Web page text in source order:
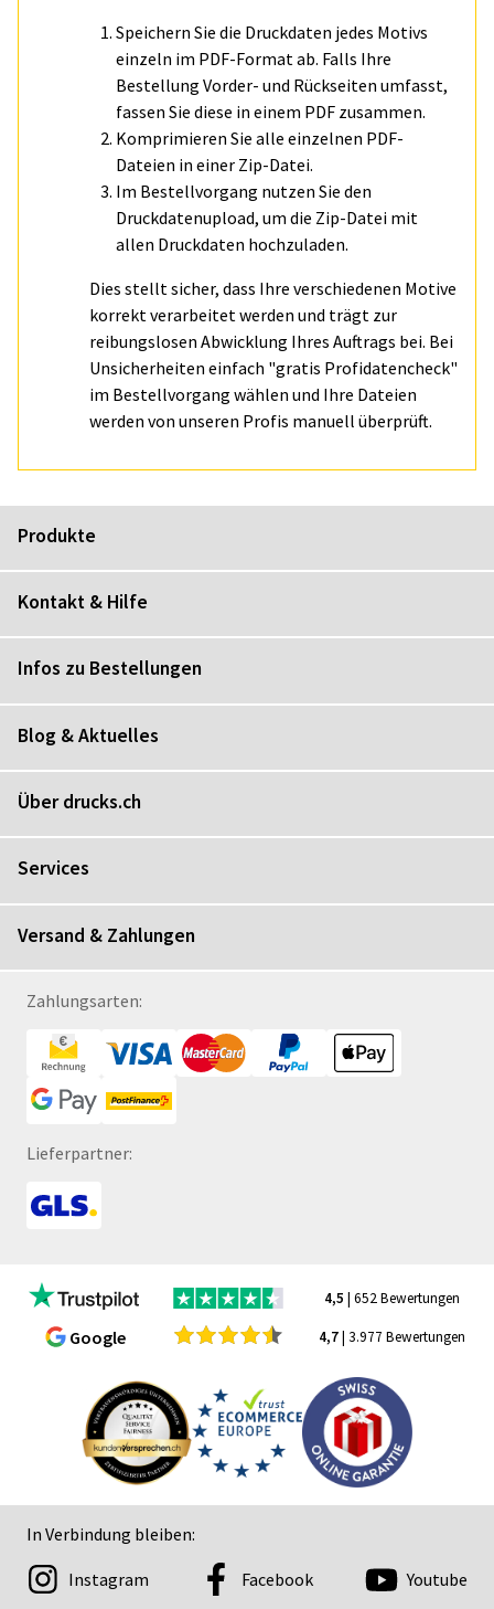
Speichern Sie die Druckdaten jedes Motivs
einzeln im PDF-Format ab. Falls Ihre
Bestellung Vorder- und Rückseiten umfasst,
fassen Sie diese in einem PDF zusammen.
Komprimieren Sie alle einzelnen PDF-
Dateien in einer Zip-Datei.
Im Bestellvorgang nutzen Sie den
Druckdatenupload, um die Zip-Datei mit
allen Druckdaten hochzuladen.
Dies stellt sicher, dass Ihre verschiedenen Motive
korrekt verarbeitet werden und trägt zur
reibungslosen Abwicklung Ihres Auftrags bei. Bei
Unsicherheiten einfach "gratis Profidatencheck"
im Bestellvorgang wählen und Ihre Dateien
werden von unseren Profis manuell überprüft.
Produkte
Kontakt & Hilfe
Infos zu Bestellungen
Blog & Aktuelles
Über drucks.ch
Services
Versand & Zahlungen
Zahlungsarten:
Lieferpartner:
4,5 | 652 Bewertungen
Google 4,7| 3.977 Bewertungen
In Verbindung bleiben:
Instagram Facebook Youtube